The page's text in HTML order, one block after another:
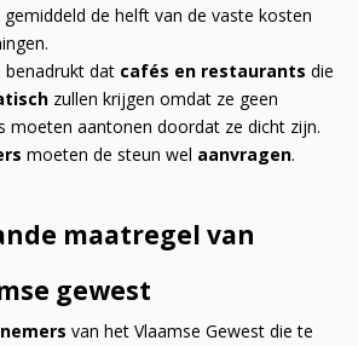
gemiddeld de helft van de vaste kosten
benadrukt dat cafés en restaurants die
zullen krijgen omdat ze geen
moeten aantonen doordat ze dicht zijn.
moeten de steun wel aanvragen.
maatregel van
gewest
van het Vlaamse Gewest die te